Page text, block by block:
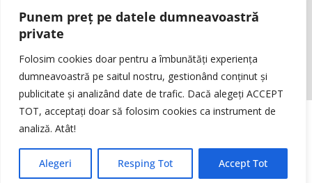
Punem preț pe datele dumneavoastră
private
Folosim cookies doar pentru a îmbunătăți experiența
dumneavoastră pe saitul nostru, gestionând conținut și
publicitate și analizând date de trafic. Dacă alegeți ACCEPT
TOT, acceptați doar să folosim cookies ca instrument de
analiză. Atât!
Alegeri Resping Tot Accept Tot
Email: infohd20@gmail.com
Website: www.replicahd.ro